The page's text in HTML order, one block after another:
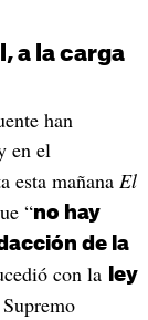
a la carga
han
en el
esta mañana El
“no hay
de la
con la
ley